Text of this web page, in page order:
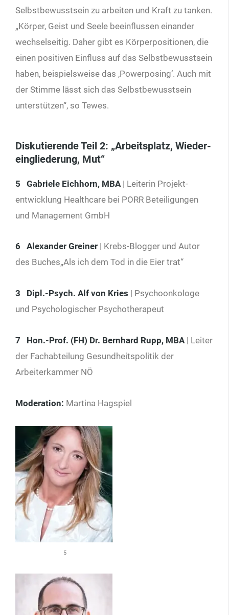
Selbstbewusstsein zu arbeiten und Kraft zu tanken.
„Körper, Geist und Seele beeinflussen einander
wechselseitig. Daher gibt es Körperpositionen, die
einen positiven Einfluss auf das Selbstbewusstsein
haben, beispielsweise das ‚Powerposing‘. Auch mit
der Stimme lässt sich das Selbstbewusstsein
unterstützen“, so Tewes.
Diskutierende Teil 2: „Arbeitsplatz, Wieder­
eingliederung, Mut“
5 Gabriele Eichhorn, MBA | Leiterin Projekt­
entwicklung Health­care bei PORR Beteiligungen
und Management GmbH
6 Alexander Greiner | Krebs-Blogger und Autor
des Buches„Als ich dem Tod in die Eier trat“
3 Dipl.-Psych. Alf von Kries | Psychoonkologe
und Psychologischer Psychotherapeut
7 Hon.-Prof. (FH) Dr. Bernhard Rupp, MBA | Leiter
der Fachabteilung Gesundheitspolitik der
Arbeiterkammer NÖ
Moderation: Martina Hagspiel
5